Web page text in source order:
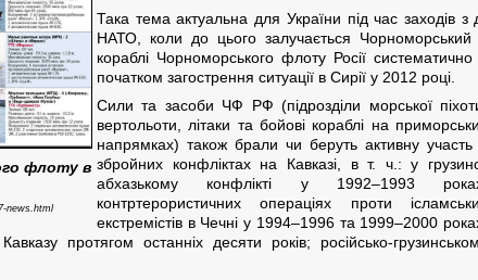
флоту в
news.html
Така тема актуальна для України під час заходів
НАТО, коли до цього залучається
кораблі Чорноморського флоту Росії
початком загострення ситуації в Сирії у 2012 році.
Сили та засоби ЧФ РФ (підрозділи морської
вертольоти, літаки та бойові кораблі на
напрямках) також брали чи беруть активну участь
збройних конфліктах на Кавказі, в т. ч.: у
абхазькому конфлікті у 1992–1993
контртерористичних операціях проти
екстремістів в Чечні у 1994–1996 та 1999–2000
протягом останніх десяти років; російсько-